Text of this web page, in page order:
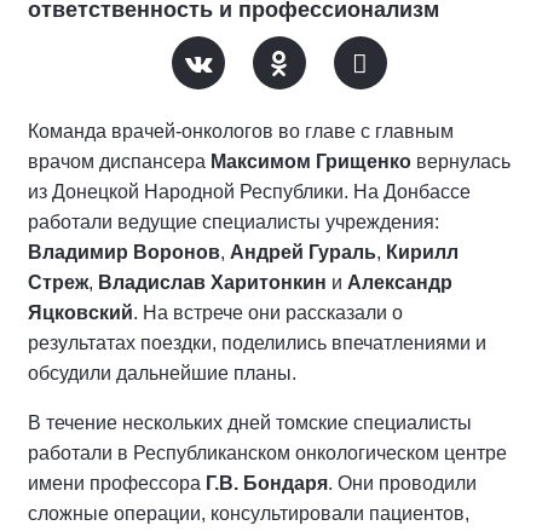
ответственность и профессионализм
Команда врачей-онкологов во главе с главным
врачом диспансера Максимом Грищенко вернулась
из Донецкой Народной Республики. На Донбассе
работали ведущие специалисты учреждения:
Владимир Воронов, Андрей Гураль, Кирилл
Стреж, Владислав Харитонкин и Александр
Яцковский. На встрече они рассказали о
результатах поездки, поделились впечатлениями и
обсудили дальнейшие планы.
В течение нескольких дней томские специалисты
работали в Республиканском онкологическом центре
имени профессора Г.В. Бондаря. Они проводили
сложные операции, консультировали пациентов,